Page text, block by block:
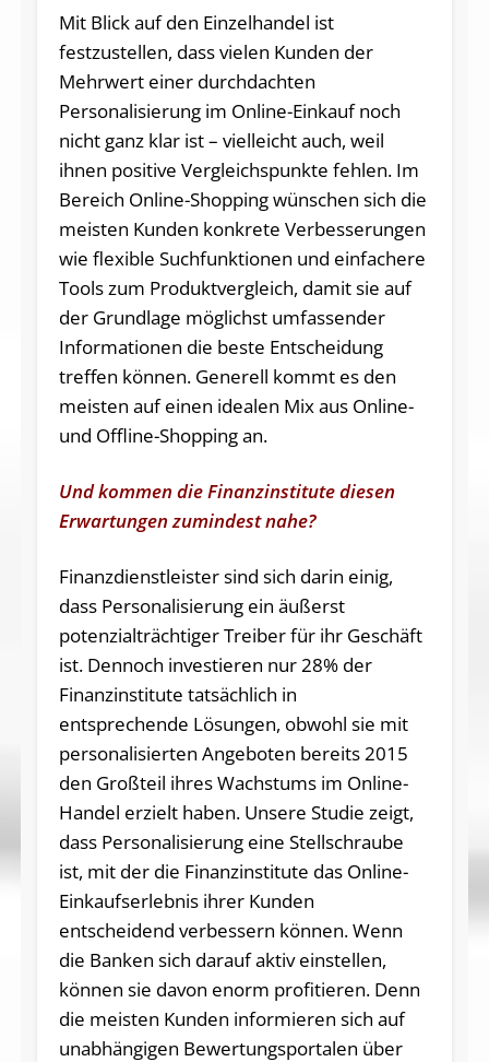
Mit Blick auf den Einzelhandel ist
festzustellen, dass vielen Kunden der
Mehrwert einer durchdachten
Personalisierung im Online-Einkauf noch
nicht ganz klar ist – vielleicht auch, weil
ihnen positive Vergleichspunkte fehlen. Im
Bereich Online-Shopping wünschen sich die
meisten Kunden konkrete Verbesserungen
wie flexible Suchfunktionen und einfachere
Tools zum Produktvergleich, damit sie auf
der Grundlage möglichst umfassender
Informationen die beste Entscheidung
treffen können. Generell kommt es den
meisten auf einen idealen Mix aus Online-
und Offline-Shopping an.
Und kommen die Finanzinstitute diesen
Erwartungen zumindest nahe?
Finanzdienstleister sind sich darin einig,
dass Personalisierung ein äußerst
potenzialträchtiger Treiber für ihr Geschäft
ist. Dennoch investieren nur 28% der
Finanzinstitute tatsächlich in
entsprechende Lösungen, obwohl sie mit
personalisierten Angeboten bereits 2015
den Großteil ihres Wachstums im Online-
Handel erzielt haben. Unsere Studie zeigt,
dass Personalisierung eine Stellschraube
ist, mit der die Finanzinstitute das Online-
Einkaufserlebnis ihrer Kunden
entscheidend verbessern können. Wenn
die Banken sich darauf aktiv einstellen,
können sie davon enorm profitieren. Denn
die meisten Kunden informieren sich auf
unabhängigen Bewertungsportalen über